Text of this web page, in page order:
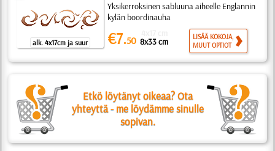
alk. 4x17cm ja suur
Yksikerroksinen sabluuna aiheelle Englannin
kylän boordinauha
€7.50 8x33 cm
LISÄÄ KOKOJA,
MUUT OPTIOT
Etkö löytänyt oikeaa? Ota
yhteyttä - me löydämme sinulle
sopivan.